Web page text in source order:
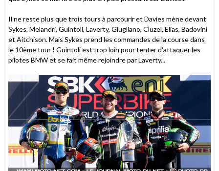
Il ne reste plus que trois tours à parcourir et Davies mène devant
Sykes, Melandri, Guintoli, Laverty, Giugliano, Cluzel, Elias, Badovini
et Aitchison. Mais Sykes prend les commandes de la course dans
le 10ème tour ! Guintoli est trop loin pour tenter d'attaquer les
pilotes BMW et se fait même rejoindre par Laverty...